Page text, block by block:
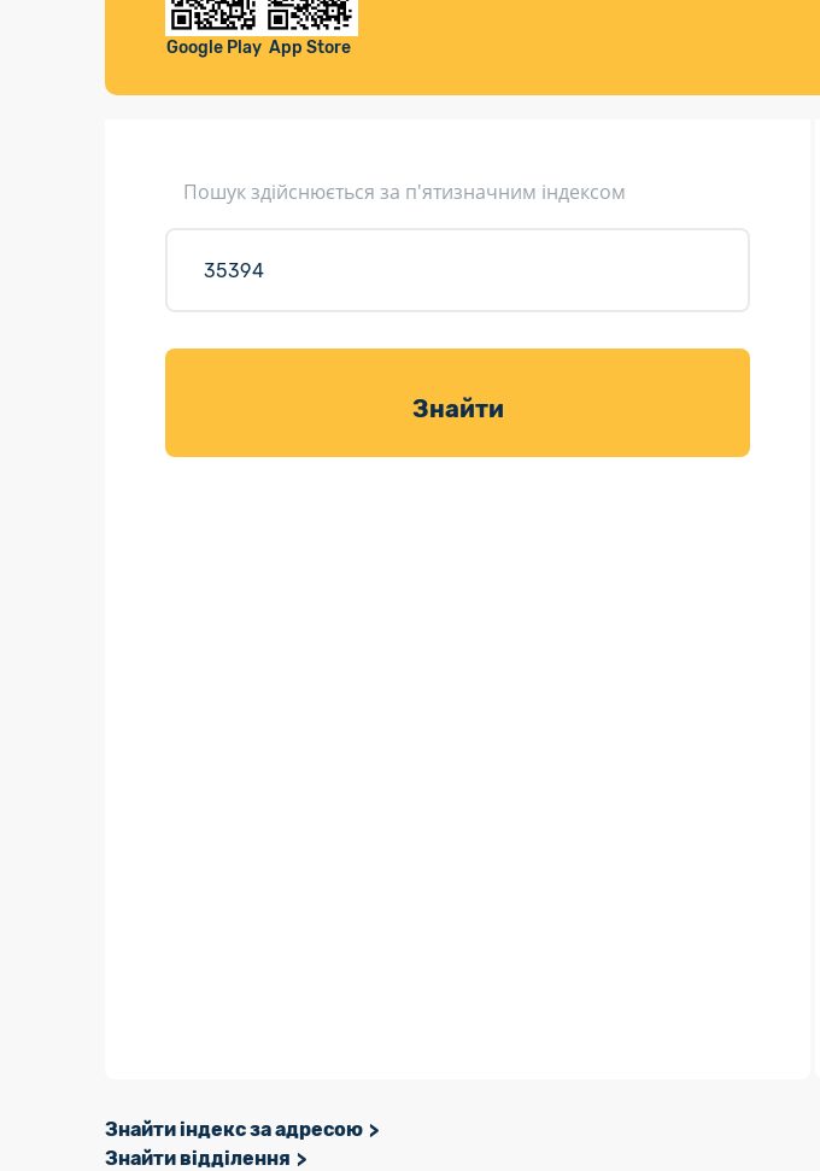
Листи та листівки
Доставка товарів для саду
Google Play App Store
Пошук здійснюється за п'ятизначним індексом
Знайти
Знайти індекс за адресою
Знайти відділення